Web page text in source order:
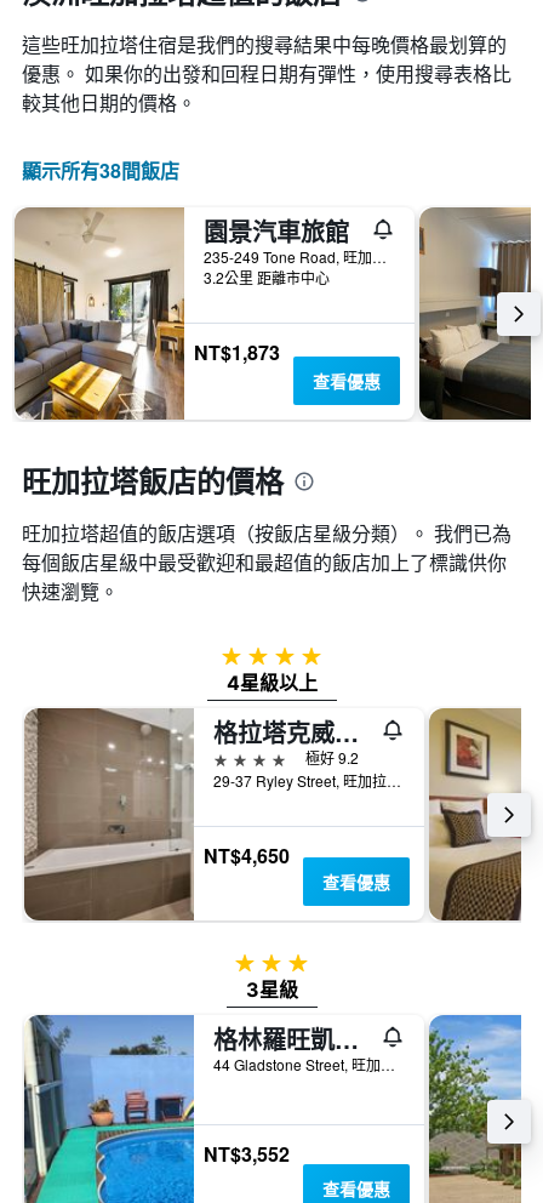
X
軸，
顯
示
星
級
分
的
飯
店
類
別。
此
圖
表
有
1
Y
軸，
顯
示
內
房
間
均
等
整
的
本
週
客
平
價
格
此
圖
表
具
有
1
X
軸，
示
按
星
級
店
具
有
條
示
過
去
三
天
內
找
到
這些旺加拉塔​住宿是我們的搜尋結果中每晚價格最划算的
優惠。 如果你的出發和回程日期有彈性，使用搜尋表格比
較其他日期的價格。
顯示所有38間飯店
園景汽車旅館
235-249 Tone Road, 旺加拉塔, VIC, 澳洲
3.2公里 距離市中心
NT$1,873
查看優惠
旺加拉塔飯店的價格
旺加拉塔超值的飯店選項（按飯店星級分類）。 我們已為
每個飯店星級中最受歡迎和最超值的飯店加上了標識供你
快速瀏覽。
4星級
4星級以上
格拉塔克威品質酒店
4星級
極好 9.2
29-37 Ryley Street, 旺加拉塔, VIC, 澳洲
NT$4,650
查看優惠
3星級
3星級
格林羅旺凱利鄉村汽車旅館
44 Gladstone Street, 旺加拉塔, VIC, 澳洲
NT$3,552
查看優惠